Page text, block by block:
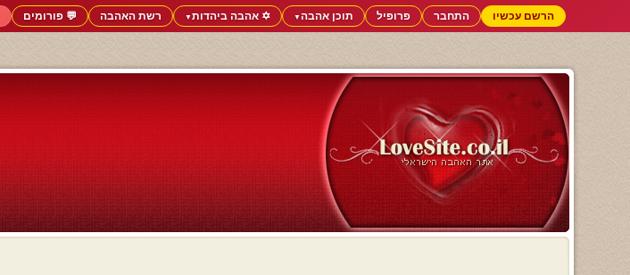
הרשם עכשיו התחבר פרופיל תוכן אהבה▼ ✡️ אהבה ביהדות▼ רשת האהבה 💬 פורומים